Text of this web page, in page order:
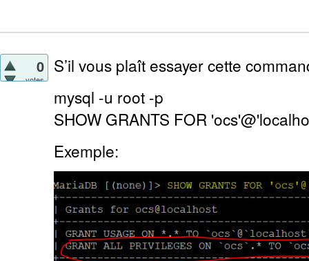
0
votes
S’il vous plaît essayer cette
mysql -u root -p
SHOW GRANTS FOR
Exemple: